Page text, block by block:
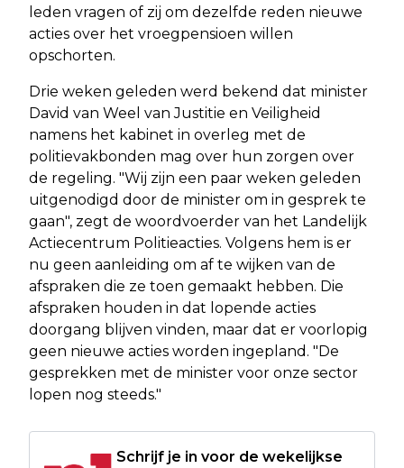
leden vragen of zij om dezelfde reden nieuwe
acties over het vroegpensioen willen
opschorten.
Drie weken geleden werd bekend dat minister
David van Weel van Justitie en Veiligheid
namens het kabinet in overleg met de
politievakbonden mag over hun zorgen over
de regeling. "Wij zijn een paar weken geleden
uitgenodigd door de minister om in gesprek te
gaan", zegt de woordvoerder van het Landelijk
Actiecentrum Politieacties. Volgens hem is er
nu geen aanleiding om af te wijken van de
afspraken die ze toen gemaakt hebben. Die
afspraken houden in dat lopende acties
doorgang blijven vinden, maar dat er voorlopig
geen nieuwe acties worden ingepland. "De
gesprekken met de minister voor onze sector
lopen nog steeds."
Schrijf je in voor de wekelijkse